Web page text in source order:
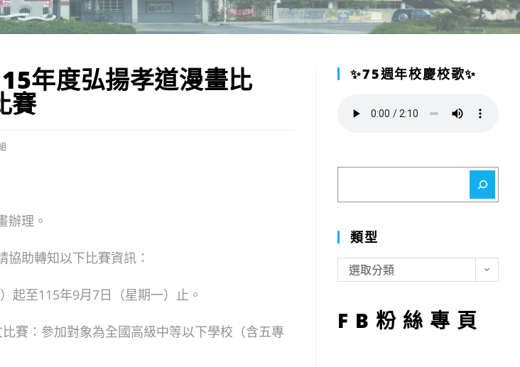
年度弘揚孝道漫畫比
賽
辦理。
助轉知以下比賽資訊：
起至115年9月7日（星期一）止。
賽：參加對象為全國高級中等以下學校（含五專
✨75週年校慶校歌✨
類型
型
選取分類
FB粉絲專頁